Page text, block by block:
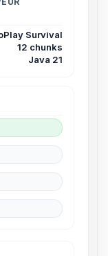
Survival
12 chunks
Java 21
ce dont
mes